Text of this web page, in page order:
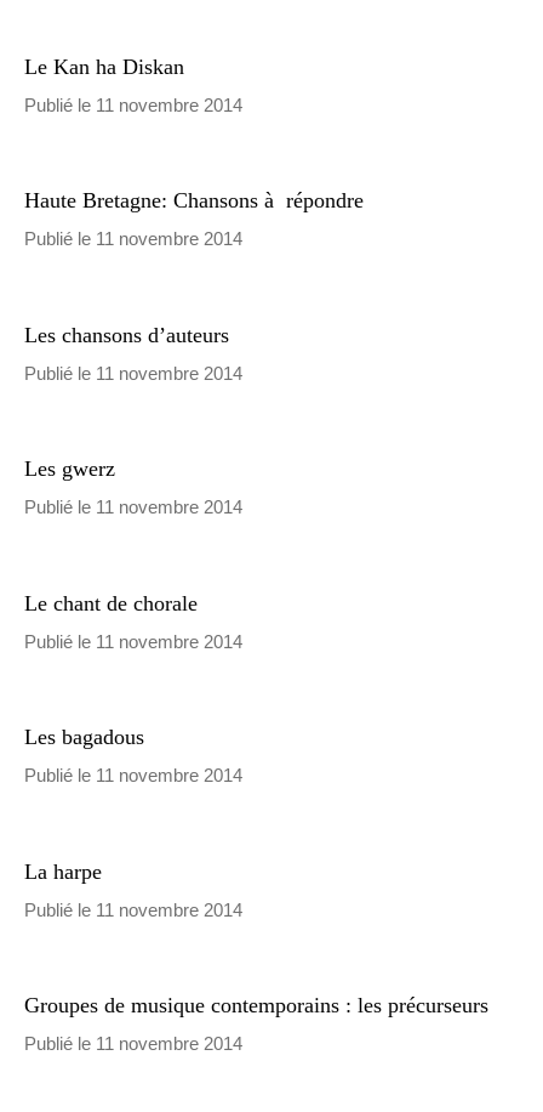
Le Kan ha Diskan
Publié le 11 novembre 2014
Haute Bretagne: Chansons à répondre
Publié le 11 novembre 2014
Les chansons d’auteurs
Publié le 11 novembre 2014
Les gwerz
Publié le 11 novembre 2014
Le chant de chorale
Publié le 11 novembre 2014
Les bagadous
Publié le 11 novembre 2014
La harpe
Publié le 11 novembre 2014
Groupes de musique contemporains : les précurseurs
Publié le 11 novembre 2014